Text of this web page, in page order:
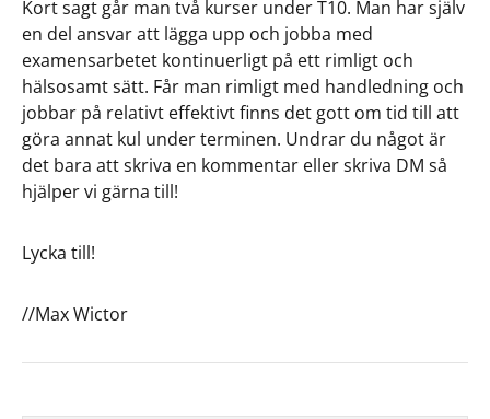
Kort sagt går man två kurser under T10. Man har själv
en del ansvar att lägga upp och jobba med
examensarbetet kontinuerligt på ett rimligt och
hälsosamt sätt. Får man rimligt med handledning och
jobbar på relativt effektivt finns det gott om tid till att
göra annat kul under terminen. Undrar du något är
det bara att skriva en kommentar eller skriva DM så
hjälper vi gärna till!
Lycka till!
//Max Wictor